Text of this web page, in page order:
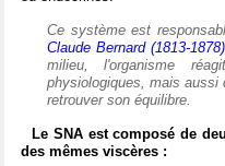
Ce système est
Claude Bernard (1813-1878)
milieu, l'organisme
physiologiques, mais aussi
retrouver son équilibre.
Le SNA est composé de
des mêmes viscères :